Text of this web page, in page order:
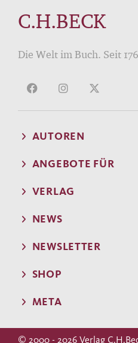
C.H.BECK
Die Welt im Buch. Seit
AUTOREN
ANGEBOTE FÜR
VERLAG
NEWS
NEWSLETTER
SHOP
META
© 2000 - 2026 Verlag